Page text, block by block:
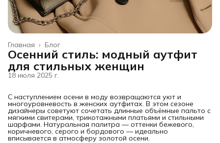
Блог
Главная ›
Осенний стиль: модный аутфит
для стильных женщин
18 июля 2025 г.
С наступлением осени в моду возвращаются уют и
многоуровневость в женских аутфитах. В этом сезоне
дизайнеры советуют сочетать длинные объёмные пальто с
мягкими свитерами, трикотажными платьями и стильными
шарфами. Натуральная палитра — оттенки бежевого,
коричневого, серого и бордового — идеально
вписывается в атмосферу золотой осени.